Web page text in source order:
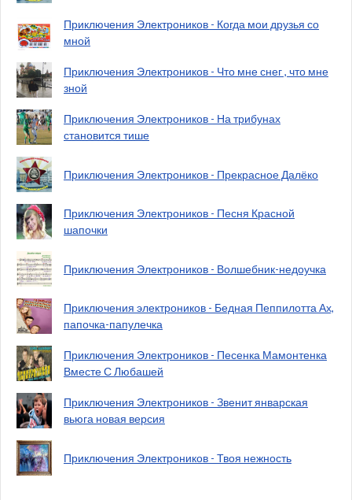
Приключения Электроников - Когда мои друзья со
мной
Приключения Электроников - Что мне снег , что мне
зной
Приключения Электроников - На трибунах
становится тише
Приключения Электроников - Прекрасное Далёко
Приключения Электроников - Песня Красной
шапочки
Приключения Электроников - Волшебник-недоучка
Приключения электроников - Бедная Пеппилотта Ах,
папочка-папулечка
Приключения Электроников - Песенка Мамонтенка
Вместе С Любашей
Приключения Электроников - Звенит январская
вьюга новая версия
Приключения Электроников - Твоя нежность